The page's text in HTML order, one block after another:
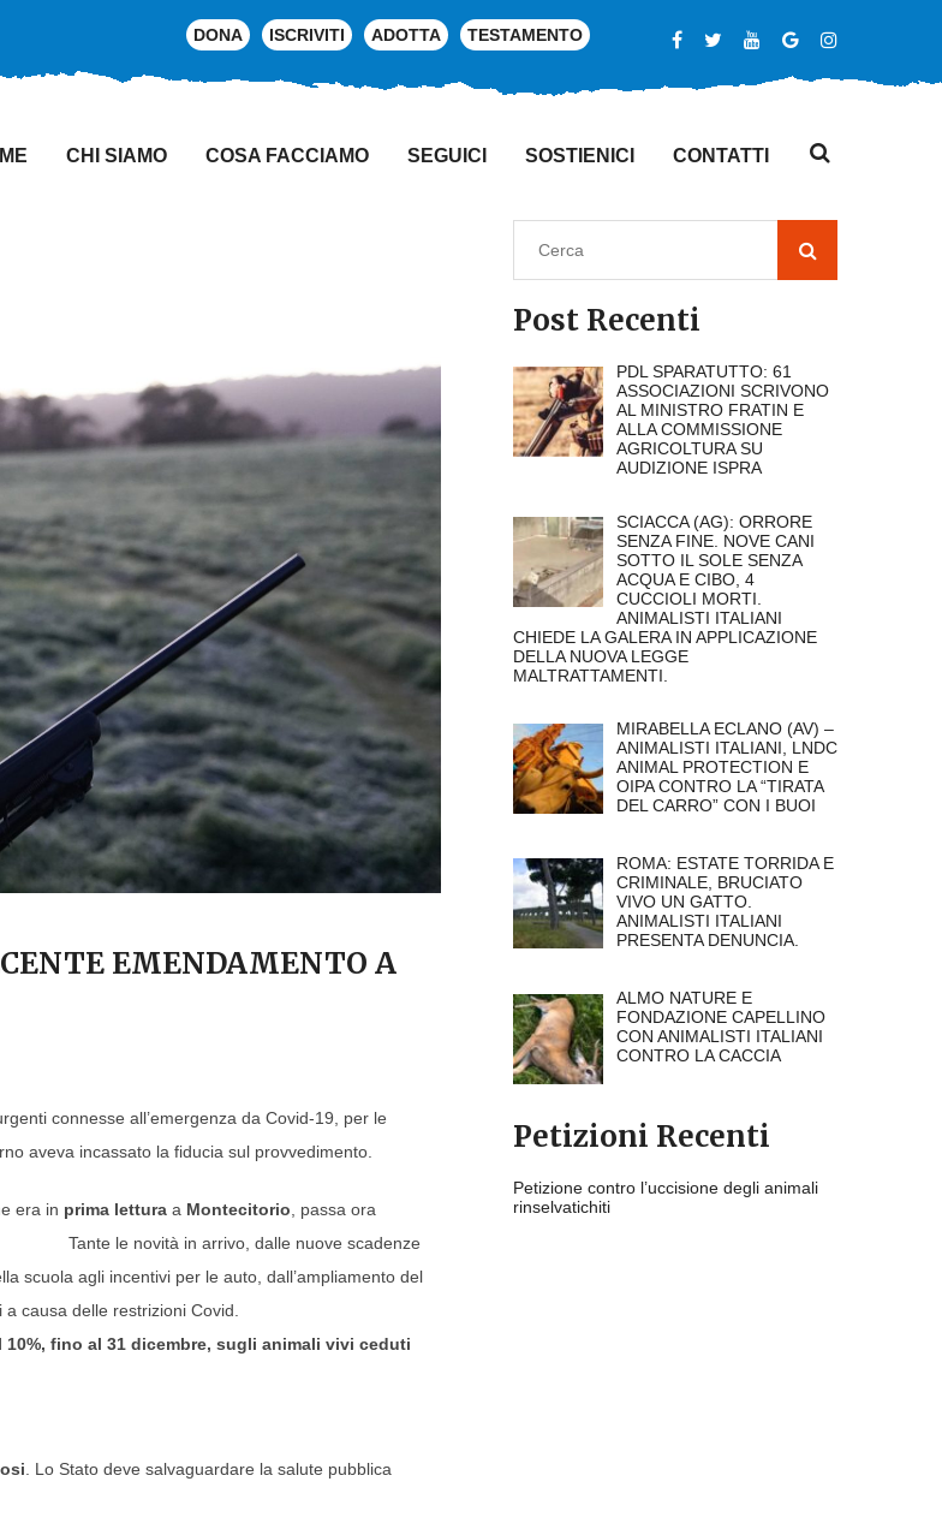
DONA ISCRIVITI ADOTTA TESTAMENTO
CHI SIAMO COSA FACCIAMO SEGUICI SOSTIENICI CONTATTI
EMENDAMENTO A
connesse all’emergenza da Covid-19, per le
aveva incassato la fiducia sul provvedimento.
era in prima lettura a Montecitorio , passa ora
le novità in arrivo, dalle nuove scadenze
scuola agli incentivi per le auto, dall’ampliamento del
causa delle restrizioni Covid.
fino al 31 dicembre, sugli animali vivi ceduti
. Lo Stato deve salvaguardare la salute pubblica
Post Recenti
PDL SPARATUTTO: 61
ASSOCIAZIONI SCRIVONO
AL MINISTRO FRATIN E
ALLA COMMISSIONE
AGRICOLTURA SU
AUDIZIONE ISPRA
SCIACCA (AG): ORRORE
SENZA FINE. NOVE CANI
SOTTO IL SOLE SENZA
ACQUA E CIBO, 4
CUCCIOLI MORTI.
ANIMALISTI ITALIANI
CHIEDE LA GALERA IN APPLICAZIONE
DELLA NUOVA LEGGE
MALTRATTAMENTI.
MIRABELLA ECLANO (AV) –
ANIMALISTI ITALIANI, LNDC
ANIMAL PROTECTION E
OIPA CONTRO LA “TIRATA
DEL CARRO” CON I BUOI
ROMA: ESTATE TORRIDA E
CRIMINALE, BRUCIATO
VIVO UN GATTO.
ANIMALISTI ITALIANI
PRESENTA DENUNCIA.
ALMO NATURE E
FONDAZIONE CAPELLINO
CON ANIMALISTI ITALIANI
CONTRO LA CACCIA
Petizioni Recenti
Petizione contro l’uccisione degli animali
rinselvatichiti